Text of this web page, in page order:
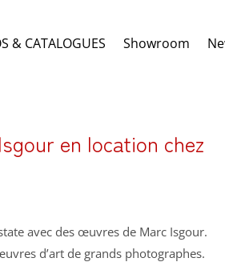
& CATALOGUES Showroom
en location chez
avec des œuvres de Marc Isgour.
d’art de grands photographes.